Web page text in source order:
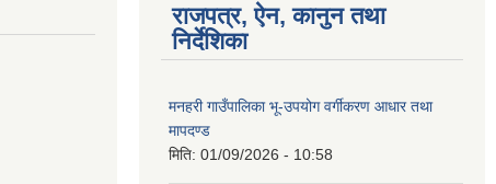
राजपत्र, ऐन, कानुन तथा
निर्देशिका
मनहरी गाउँपालिका भू-उपयोग वर्गीकरण आधार तथा
मापदण्ड
मिति: 01/09/2026 - 10:58